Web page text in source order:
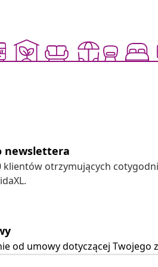
newslettera
klientów otrzymujących
od umowy dotyczącej Twojego